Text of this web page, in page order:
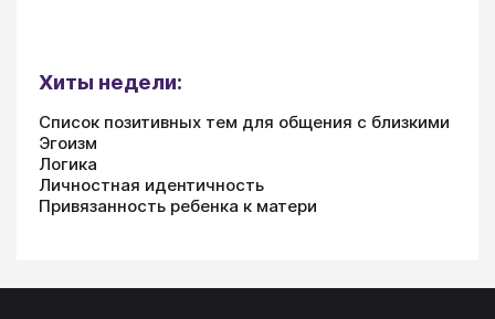
Хиты недели:
Список позитивных тем для общения с близкими
Эгоизм
Логика
Личностная идентичность
Привязанность ребенка к матери